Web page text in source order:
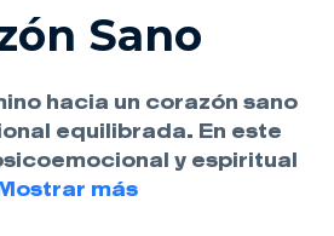
Sano
hacia un corazón sano
equilibrada. En este
y espiritual
más